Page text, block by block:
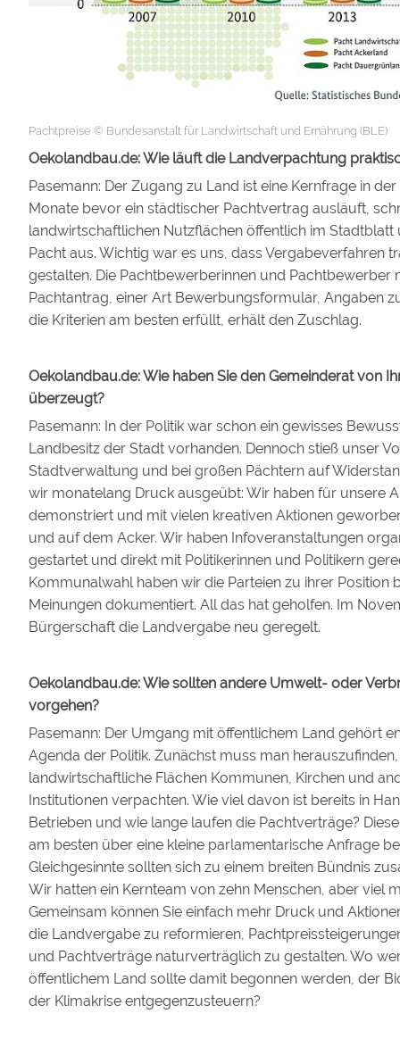
Pachtpreise © Bundesanstalt für Landwirtschaft und Ernährung (BLE)
Oekolandbau.de: Wie läuft die Landverpachtung
Pasemann: Der Zugang zu Land ist eine Kernfrage in
Monate bevor ein städtischer Pachtvertrag ausläuft,
landwirtschaftlichen Nutzflächen öffentlich im Stadtblatt
Pacht aus. Wichtig war es uns, dass Vergabeverfahren
gestalten. Die Pachtbewerberinnen und Pachtbewerber
Pachtantrag, einer Art Bewerbungsformular, Angaben
die Kriterien am besten erfüllt, erhält den Zuschlag.
Oekolandbau.de: Wie haben Sie den Gemeinderat von
überzeugt?
Pasemann: In der Politik war schon ein gewisses
Landbesitz der Stadt vorhanden. Dennoch stieß unser
Stadtverwaltung und bei großen Pächtern auf
wir monatelang Druck ausgeübt: Wir haben für unsere
demonstriert und mit vielen kreativen Aktionen
und auf dem Acker. Wir haben Infoveranstaltungen
gestartet und direkt mit Politikerinnen und Politikern
Kommunalwahl haben wir die Parteien zu ihrer Position
Meinungen dokumentiert. All das hat geholfen. Im
Bürgerschaft die Landvergabe neu geregelt.
Oekolandbau.de: Wie sollten andere Umwelt- oder
vorgehen?
Pasemann: Der Umgang mit öffentlichem Land gehört
Agenda der Politik. Zunächst muss man
landwirtschaftliche Flächen Kommunen, Kirchen und
Institutionen verpachten. Wie viel davon ist bereits in
Betrieben und wie lange laufen die Pachtverträge?
am besten über eine kleine parlamentarische Anfrage
Gleichgesinnte sollten sich zu einem breiten Bündnis
Wir hatten ein Kernteam von zehn Menschen, aber viel
Gemeinsam können Sie einfach mehr Druck und
die Landvergabe zu reformieren,
und Pachtverträge naturverträglich zu gestalten. Wo
öffentlichem Land sollte damit begonnen werden, der
der Klimakrise entgegenzusteuern?